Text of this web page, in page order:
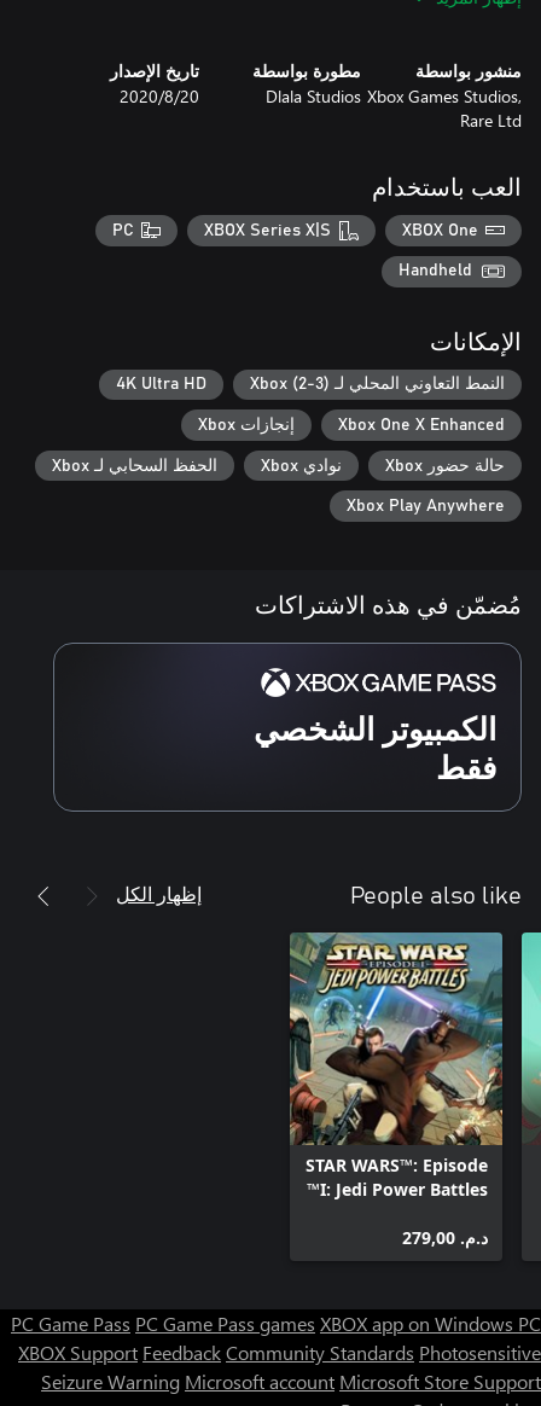
“Battletoads is back in the best possible way” -- Generación Xbox
“Without a doubt one of the funniest games of this generation” -
“This reboot of the legendarily unfair beat 'em up is toadally
“It's more than a retro throwback, it's a crazy new beat 'em up” -
- Cubed3
منشور بواسطة
Xbox Games Studios,
Rare Ltd
مطورة بواسطة
Dlala Studios
تاريخ الإصدار
20‏/8‏/2020
العب باستخدام
XBOX One
XBOX Series X|S
PC
Handheld
الإمكانات
النمط التعاوني المحلي لـ Xbox (2-3) 4K Ultra HD
Xbox One X Enhanced إنجازات Xbox
حالة حضور Xbox نوادي Xbox الحفظ السحابي لـ Xbox
Xbox Play Anywhere
مُضمّن في هذه الاشتراكات
الكمبيوتر الشخصي
فقط
People also like إظهار الكل
STAR WARS™: Episode
I: Jedi Power Battles™
د.م.‏ 279,00
PC Game Pass PC Game Pass games XBOX app on Windows PC
XBOX Support FeedbackCommunity Standards Photosensitive
Seizure Warning Microsoft account Microsoft Store Support